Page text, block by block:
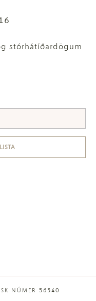
stórhátíðardögum
NÚMER 56540